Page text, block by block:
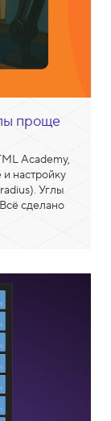
проще
Academy,
настройку
Углы
сделано